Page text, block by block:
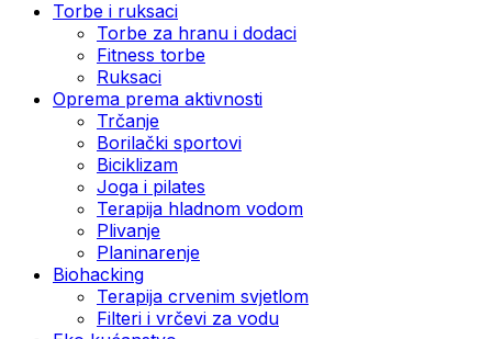
Torbe i ruksaci
Torbe za hranu i dodaci
Fitness torbe
Ruksaci
Oprema prema aktivnosti
Trčanje
Borilački sportovi
Biciklizam
Joga i pilates
Terapija hladnom vodom
Plivanje
Planinarenje
Biohacking
Terapija crvenim svjetlom
Filteri i vrčevi za vodu